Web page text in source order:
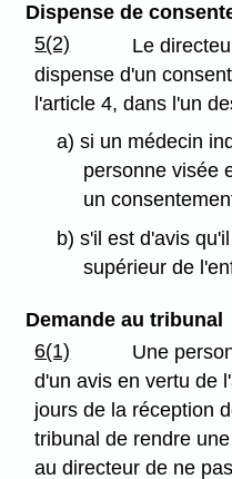
Dispense de
5(2)
Le
dispense d'un
l'article 4, dans l'un
a) si un médecin
personne visée
un
b) s'il est d'avis
supérieur de
Demande au tribunal
6(1)
Une
d'un avis en vertu de
jours de la réception
tribunal de rendre
au directeur de ne